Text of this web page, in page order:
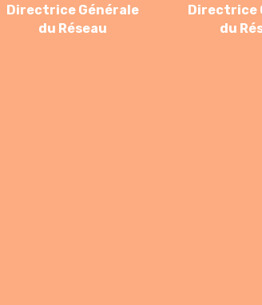
Directrice Générale
du Réseau
Directrice
du